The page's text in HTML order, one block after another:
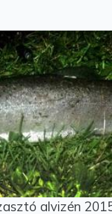
alvizén